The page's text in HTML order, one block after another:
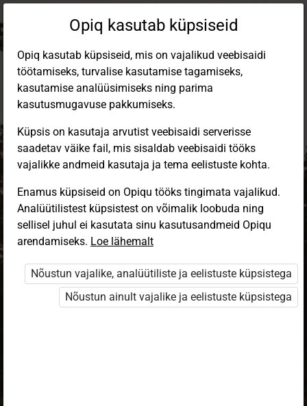
Sisene Opiqusse
Vali, kuidas end tuvastada
eKool
Stuudium
Opiq
HarID
Opiq kasutab küpsiseid
Opiq kasutab küpsiseid, mis on vajalikud veebisaidi
töötamiseks, turvalise kasutamise tagamiseks,
kasutamise analüüsimiseks ning parima
kasutusmugavuse pakkumiseks.
Küpsis on kasutaja arvutist veebisaidi serverisse
saadetav väike fail, mis sisaldab veebisaidi tööks
vajalikke andmeid kasutaja ja tema eelistuste kohta.
Enamus küpsiseid on Opiqu tööks tingimata vajalikud.
Analüütilistest küpsistest on võimalik loobuda ning
sellisel juhul ei kasutata sinu kasutusandmeid Opiqu
arendamiseks. Loe lähemalt
Nõustun vajalike, analüütiliste ja eelistuste küpsistega
Nõustun ainult vajalike ja eelistuste küpsistega